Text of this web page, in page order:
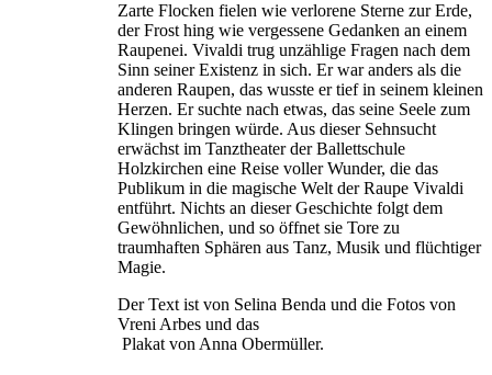
Zarte Flocken fielen wie verlorene Sterne zur Erde,
der Frost hing wie vergessene Gedanken an einem
Raupenei. Vivaldi trug unzählige Fragen nach dem
Sinn seiner Existenz in sich. Er war anders als die
anderen Raupen, das wusste er tief in seinem kleinen
Herzen. Er suchte nach etwas, das seine Seele zum
Klingen bringen würde. Aus dieser Sehnsucht
erwächst im Tanztheater der Ballettschule
Holzkirchen eine Reise voller Wunder, die das
Publikum in die magische Welt der Raupe Vivaldi
entführt. Nichts an dieser Geschichte folgt dem
Gewöhnlichen, und so öffnet sie Tore zu
traumhaften Sphären aus Tanz, Musik und flüchtiger
Magie.
Der Text ist von Selina Benda und die Fotos von
Vreni Arbes und das
Plakat von Anna Obermüller.